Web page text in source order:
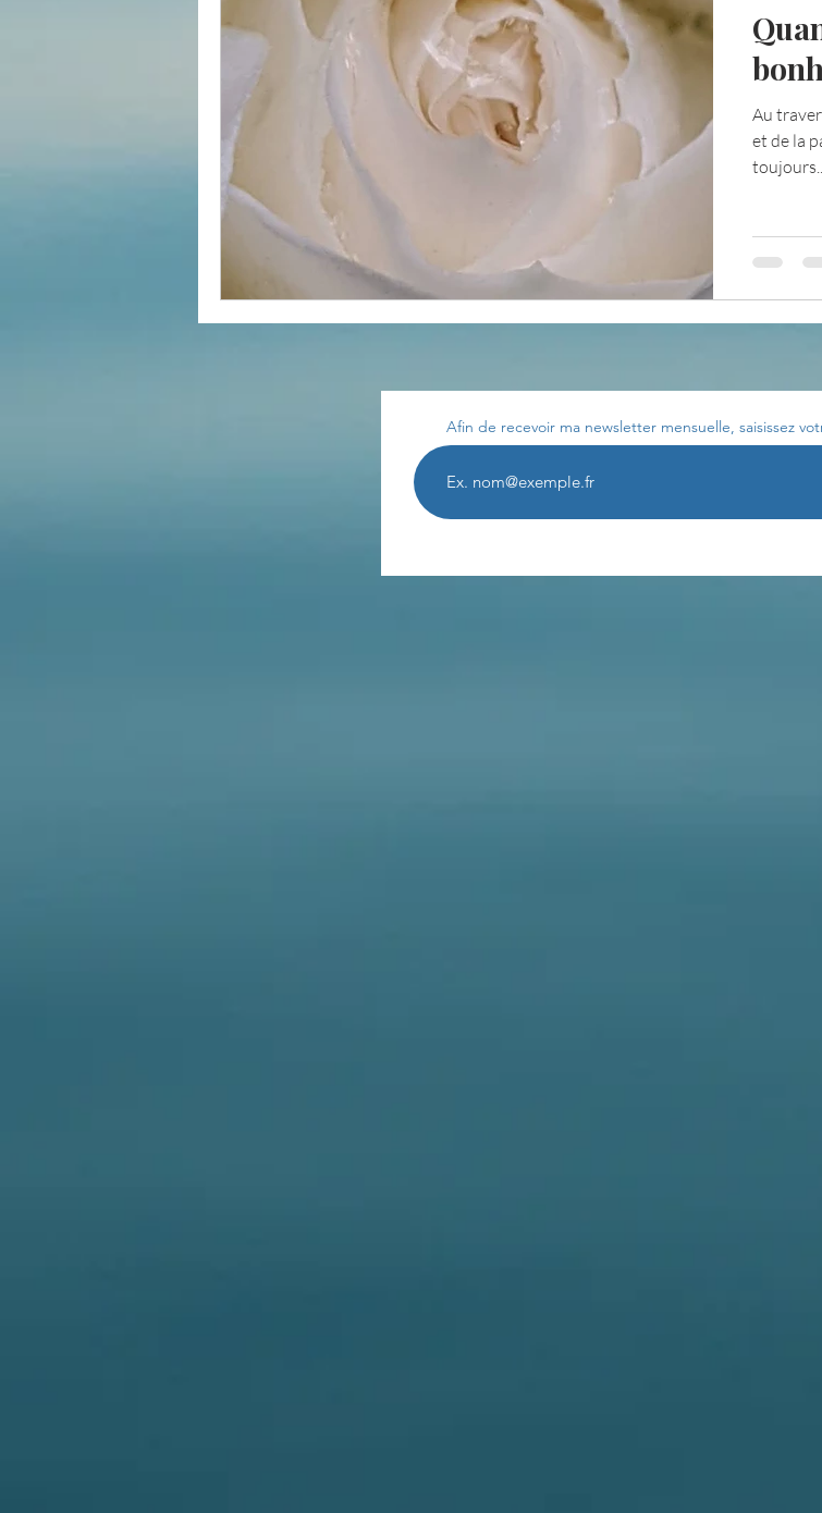
Enseignements Pensées du jour Croyances et idées
Divers estime de soi Votre communauté C'est
Les lois universelles Journal de bord
Au
et de la
Afin de recevoir ma newsletter mensuelle, saisissez